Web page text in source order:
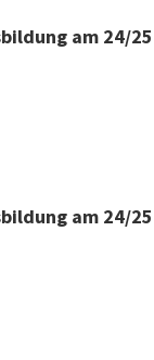
am 24/
am 24/